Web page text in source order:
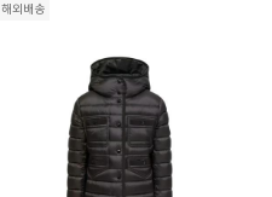
해외배송